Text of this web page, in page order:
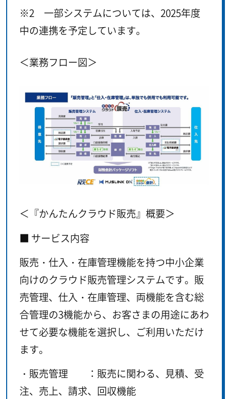
※2 一部システムについては、2025年度
中の連携を予定しています。
＜業務フロー図＞
＜『かんたんクラウド販売』概要＞
■ サービス内容
販売・仕入・在庫管理機能を持つ中小企業
向けのクラウド販売管理システムです。販
売管理、仕入・在庫管理、両機能を含む総
合管理の3機能から、お客さまの用途にあわ
せて必要な機能を選択し、ご利用いただけ
ます。
・販売管理 ：販売に関わる、見積、受
注、売上、請求、回収機能